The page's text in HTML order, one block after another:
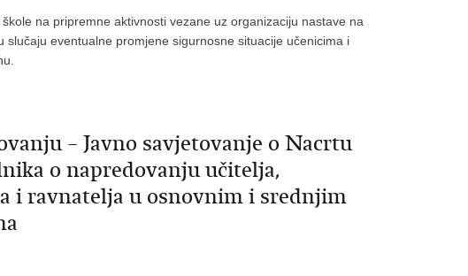
na pripremne aktivnosti vezane uz organizaciju nastave na
eventualne promjene sigurnosne situacije učenicima i
− Javno savjetovanje o Nacrtu
o napredovanju učitelja,
i ravnatelja u osnovnim i srednjim